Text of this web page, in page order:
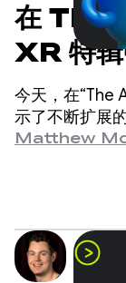
在
XR 特辑
应用
今天，在“The
示了不断扩展
本上发生变化
Matthew